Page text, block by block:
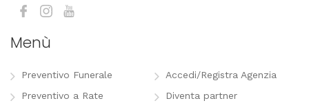
Menù
Preventivo Funerale
Preventivo a Rate
Accedi/Registra Agenzia
Diventa partner